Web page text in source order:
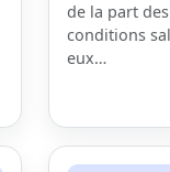
de la part
conditions
eux…